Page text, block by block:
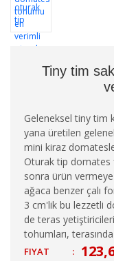
Tiny tim
Geleneksel tiny tim
yana üretilen
mini kiraz
Oturak tip domates
sonra ürün
ağaca benzer çalı
3 cm'lik bu lezzetli
de teras
tohumları,
FIYAT :